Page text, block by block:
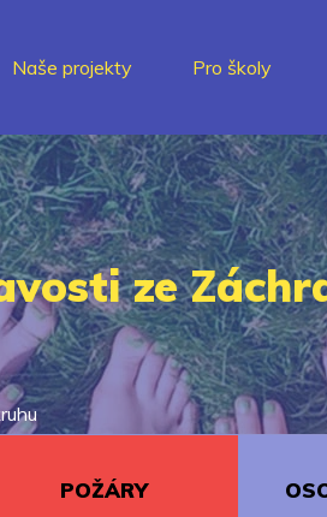
Naše projekty Pro školy
ze
POŽÁRY